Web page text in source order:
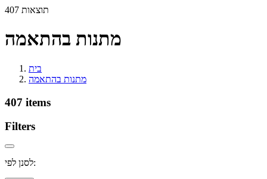
407 תוצאות
מתנות בהתאמה
בית
מתנות בהתאמה
407 items
Filters
לסנן לפי: